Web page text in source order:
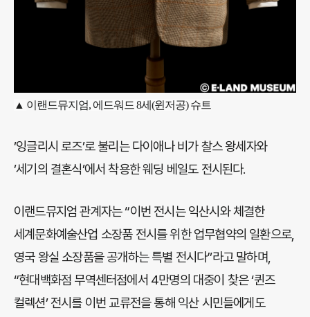
▲ 이랜드뮤지엄, 에드워드 8세(윈저공) 슈트
’잉글리시 로즈’로 불리는 다이애나 비가 찰스 왕세자와
’세기의 결혼식’에서 착용한 웨딩 베일도 전시된다.
이랜드뮤지엄 관계자는 “이번 전시는 익산시와 체결한
세계문화예술산업 소장품 전시를 위한 업무협약의 일환으로,
영국 왕실 소장품을 공개하는 특별 전시다”라고 말하며,
“현대백화점 무역센터점에서 4만명의 대중이 찾은 ‘퀸즈
컬렉션’ 전시를 이번 교류전을 통해 익산 시민들에게도